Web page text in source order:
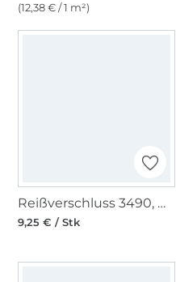
(12,38 € / 1 m²)
Reißverschluss 3490, marineblau
9,25 € / Stk